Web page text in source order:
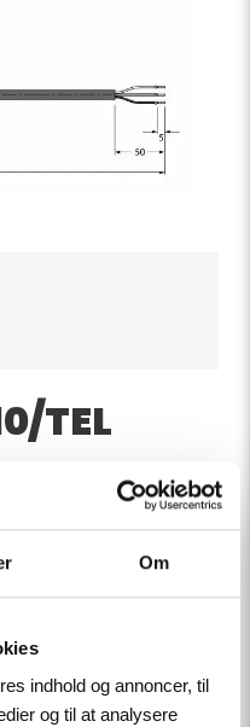
Om
indhold og annoncer, til
og til at analysere
TEL
Cable, 2-pin +
EN 175301-803,
IP65, IP67, IP68,
diode, Sheath
Resistant to
to microbes
length 10 m